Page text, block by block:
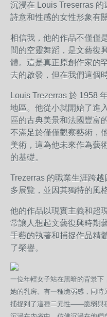
沉浸在 Louis Treserras
詩意和性感的女性形象有關
相信我，他的作品不僅僅
間的空靈舞蹈，是文藝復
體。這是真正原創作家的
去的啟發，但在我們這個
Louis Trezerras 於 1958
地區。他從小就開始了進
區的古典美景和法國豐富
不滿足於僅僅觀察藝術，
美術，這為他未來作為藝
的基礎。
Trezerras 的職業生涯跨
多展覽，並因其獨特的風
他的作品以現實主義和超
常讓人想起文藝復興時期
手藝的執著和捕捉作品精
了榮譽。
一位年輕女子站在黑暗的背景
她的乳房。有一種脆弱感，同
捕捉到了這種二元性——脆弱與